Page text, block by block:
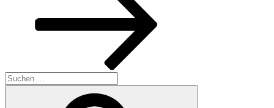
Suchen
nach: